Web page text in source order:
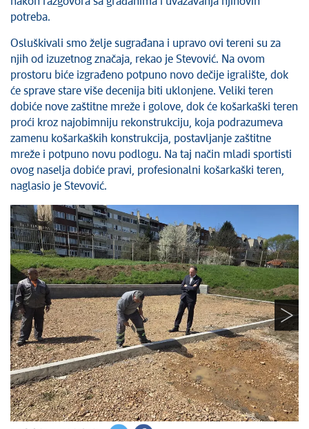
Ekologija
NVO
Međunarodna saradnja
Poziv za medije
Izbori
Oktobarske svečanosti
Obrazovanje
Savet za koordinaciju poslova bezbednosti
saobraćaja
Ljudska i manjinska prava
potreba.
Osluškivali smo želje sugrađana i upravo ovi tereni su za
njih od izuzetnog značaja, rekao je Stevović. Na ovom
prostoru biće izgrađeno potpuno novo dečije igralište, dok
će sprave stare više decenija biti uklonjene. Veliki teren
dobiće nove zaštitne mreže i golove, dok će košarkaški teren
proći kroz najobimniju rekonstrukciju, koja podrazumeva
zamenu košarkaških konstrukcija, postavljanje zaštitne
mreže i potpuno novu podlogu. Na taj način mladi sportisti
ovog naselja dobiće pravi, profesionalni košarkaški teren,
naglasio je Stevović.